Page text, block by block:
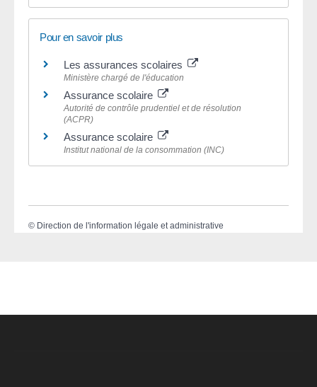
Pour en savoir plus
Les assurances scolaires
Ministère chargé de l'éducation
Assurance scolaire
Autorité de contrôle prudentiel et de résolution
(ACPR)
Assurance scolaire
Institut national de la consommation (INC)
© Direction de l'information légale et administrative